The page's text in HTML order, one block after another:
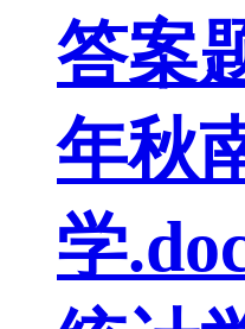
答案
年秋
学